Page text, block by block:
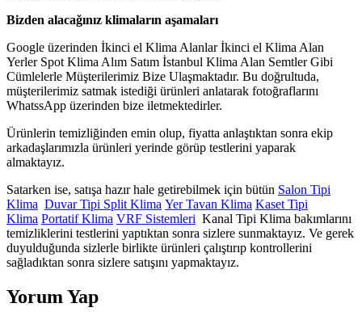
Bizden alacağınız klimaların aşamaları
Google üzerinden İkinci el Klima Alanlar İkinci el Klima Alan
Yerler Spot Klima Alım Satım İstanbul Klima Alan Semtler Gibi
Cümlelerle Müşterilerimiz Bize Ulaşmaktadır. Bu doğrultuda,
müşterilerimiz satmak istediği ürünleri anlatarak fotoğraflarını
WhatssApp üzerinden bize iletmektedirler.
Ürünlerin temizliğinden emin olup, fiyatta anlaştıktan sonra ekip
arkadaşlarımızla ürünleri yerinde görüp testlerini yaparak
almaktayız.
Satarken ise, satışa hazır hale getirebilmek için bütün Salon Tipi
Klima Duvar Tipi Split Klima Yer Tavan Klima Kaset Tipi
Klima Portatif Klima VRF Sistemleri Kanal Tipi Klima bakımlarını
temizliklerini testlerini yaptıktan sonra sizlere sunmaktayız. Ve gerek
duyulduğunda sizlerle birlikte ürünleri çalıştırıp kontrollerini
sağladıktan sonra sizlere satışını yapmaktayız.
Yorum Yap